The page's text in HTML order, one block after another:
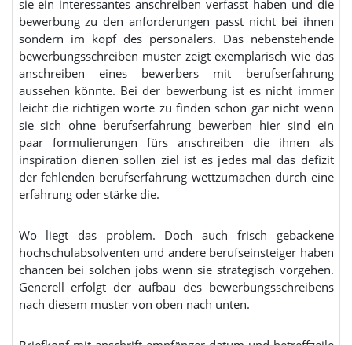
sie ein interessantes anschreiben verfasst haben und die
bewerbung zu den anforderungen passt nicht bei ihnen
sondern im kopf des personalers. Das nebenstehende
bewerbungsschreiben muster zeigt exemplarisch wie das
anschreiben eines bewerbers mit berufserfahrung
aussehen könnte. Bei der bewerbung ist es nicht immer
leicht die richtigen worte zu finden schon gar nicht wenn
sie sich ohne berufserfahrung bewerben hier sind ein
paar formulierungen fürs anschreiben die ihnen als
inspiration dienen sollen ziel ist es jedes mal das defizit
der fehlenden berufserfahrung wettzumachen durch eine
erfahrung oder stärke die.
Wo liegt das problem. Doch auch frisch gebackene
hochschulabsolventen und andere berufseinsteiger haben
chancen bei solchen jobs wenn sie strategisch vorgehen.
Generell erfolgt der aufbau des bewerbungsschreibens
nach diesem muster von oben nach unten.